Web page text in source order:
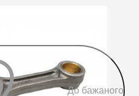
До бажаного